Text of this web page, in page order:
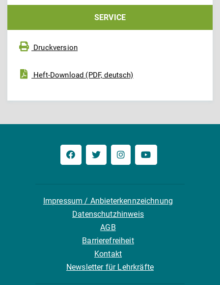
SERVICE
Druckversion
Heft-Download (PDF, deutsch)
Impressum / Anbieterkennzeichnung
Datenschutzhinweis
AGB
Barrierefreiheit
Kontakt
Newsletter für Lehrkräfte